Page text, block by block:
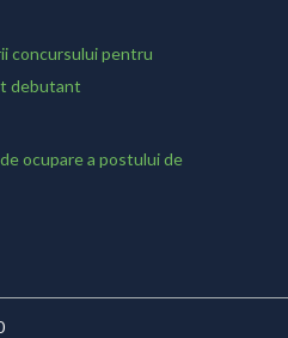
concursului pentru
debutant
ocupare a postului de